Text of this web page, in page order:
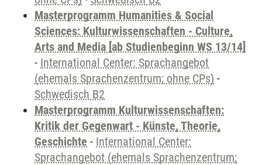
Masterprogramm Humanities & Social
Sciences: Kulturwissenschaften - Culture,
Arts and Media [ab Studienbeginn WS 13/14]
- International Center: Sprachangebot
(ehemals Sprachenzentrum; ohne CPs) -
Schwedisch B2
Masterprogramm Kulturwissenschaften:
Kritik der Gegenwart - Künste, Theorie,
Geschichte - International Center:
Sprachangebot (ehemals Sprachenzentrum;